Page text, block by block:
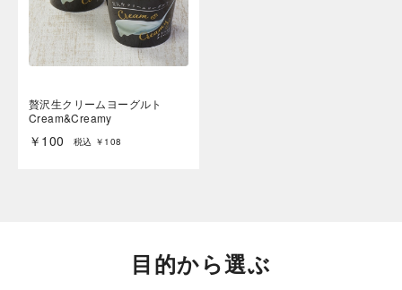
贅沢生クリームヨーグルト
Cream&Creamy
￥100 税込 ￥108
目的から選ぶ